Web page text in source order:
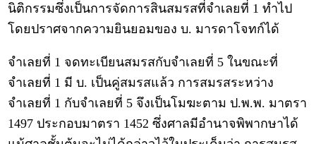
นิติกรรมซึ่งเป็นการจัดการสินสมรสที่จำเลยที่ 1 ทำไป
โดยปราศจากความยินยอมของ บ. มารดาโจทก์ได้
จำเลยที่ 1 จดทะเบียนสมรสกับจำเลยที่ 5 ในขณะที่
จำเลยที่ 1 มี บ. เป็นคู่สมรสแล้ว การสมรสระหว่าง
จำเลยที่ 1 กับจำเลยที่ 5 จึงเป็นโมฆะตาม ป.พ.พ. มาตรา
1497 ประกอบมาตรา 1452 ซึ่งศาลมีอำนาจพิพากษาได้